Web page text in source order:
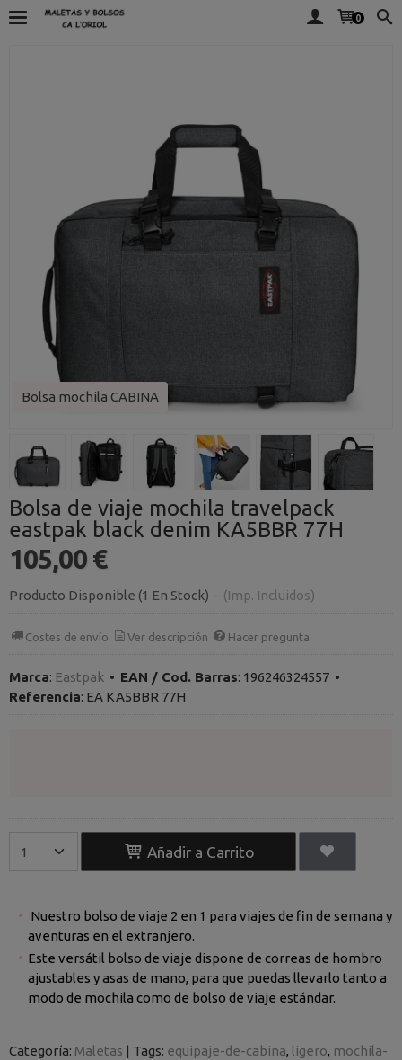
0
Bolsa mochila CABINA
Bolsa de viaje mochila travelpack
eastpak black denim KA5BBR 77H
105,00 €
Producto Disponible (1 En Stock) - (Imp. Incluidos)
Costes de envío Ver descripción Hacer pregunta
Marca: Eastpak • EAN / Cod. Barras: 196246324557 •
Referencia: EA KA5BBR 77H
Añadir a Carrito
Nuestro bolso de viaje 2 en 1 para viajes de fin de semana y
aventuras en el extranjero.
Este versátil bolso de viaje dispone de correas de hombro
ajustables y asas de mano, para que puedas llevarlo tanto a
modo de mochila como de bolso de viaje estándar.
Categoría: Maletas | Tags: equipaje-de-cabina ligero mochila-